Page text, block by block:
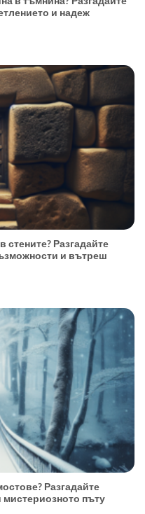
и надеж
стените? Разгадайте
и вътреш
Разгадайте
пъту